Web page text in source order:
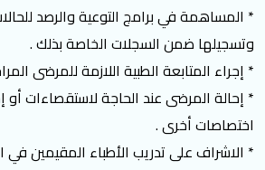
* المساهمة في برامج التوعية والرصد
وتسجيلها ضمن السجلات الخاصة بذلك .
* إجراء المتابعة الطبية اللازمة للمرضى
* إحالة المرضى عند الحاجة لاستقصاءات أو
اختصاصات أخرى .
* الاشراف على تدريب الأطباء المقيمين